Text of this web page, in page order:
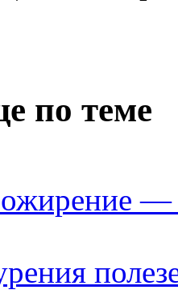
по теме
—